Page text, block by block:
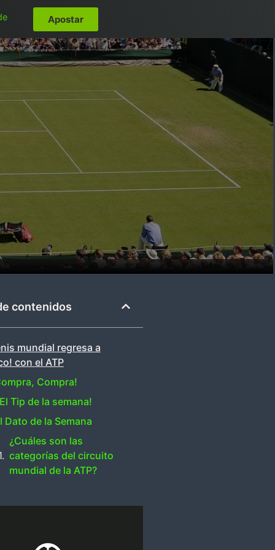
Apostar
contenidos
mundial regresa a
con el ATP
Compra!
Tip de la semana!
Dato de la Semana
¿Cuáles son las
categorías del circuito
mundial de la ATP?
Más Información